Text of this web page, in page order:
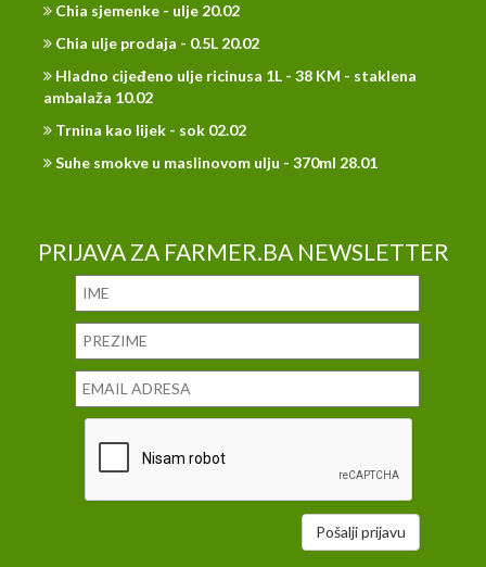
Chia sjemenke - ulje 20.02
Chia ulje prodaja - 0.5L 20.02
Hladno cijeđeno ulje ricinusa 1L - 38 KM - staklena
ambalaža 10.02
Trnina kao lijek - sok 02.02
Suhe smokve u maslinovom ulju - 370ml 28.01
PRIJAVA ZA FARMER.BA NEWSLETTER
Pošalji prijavu